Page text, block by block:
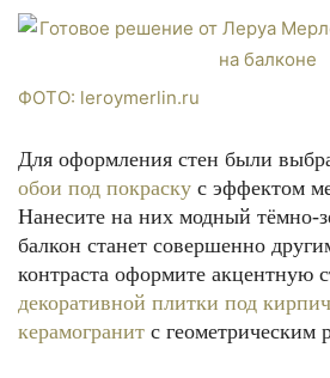
ФОТО: leroymerlin.ru
Для оформления стен были
обои под покраску с эффектом
Нанесите на них модный тёмно-
балкон станет совершенно
контраста оформите акцентную
декоративной плитки под кирпич
керамогранит с геометрическим